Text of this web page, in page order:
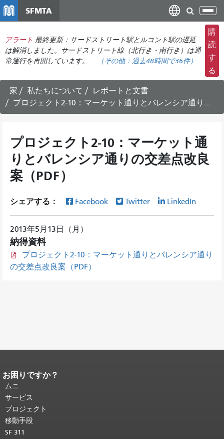
コ
ン
テ
ン
ツ
に
移
SFMTA
ナ
ビ
ゲ
ー
シ
ョ
の
切
替
え
アラート 最終更新：サードストリート駅とルコント駅の遅延
は解消しました。サードストリート線（北行き・南行き）は通
常運行を再開しています。
（その他： 過去48時間で36件）
購
読
す
る
家 私たちについて
レポートと文書
プロジェクト2-10：マーケット通りとバレンシア通りの交差点改良案（PDF）
プロジェクト2-10：マーケット通
りとバレンシア通りの交差点改良
案（PDF）
シェアする： Facebook Twitter LinkedIn
2013年5月13日（月）
納得資料
プロジェクト2-10：マーケット通りとバレンシア通り
の交差点改良案（PDF）
ページコンテンツの終わり。
ジの残りの部分はすべてのページで繰
り返されます。
頭に戻る。
お困りですか？
ムニ
サービス
プロジェクト
移動手段
SF 311